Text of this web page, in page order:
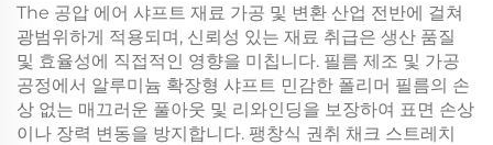
The 공압 에어 샤프트 재료 가공 및 변환 산업 전반에 걸쳐
광범위하게 적용되며, 신뢰성 있는 재료 취급은 생산 품질
및 효율성에 직접적인 영향을 미칩니다. 필름 제조 및 가공
공정에서 알루미늄 확장형 샤프트 민감한 폴리머 필름의 손
상 없는 매끄러운 풀아웃 및 리와인딩을 보장하여 표면 손상
이나 장력 변동을 방지합니다. 팽창식 권취 채크 스트레치